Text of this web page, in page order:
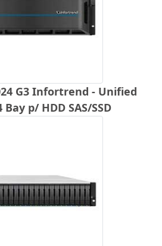
G3 Infortrend - Unified
p/ HDD SAS/SSD